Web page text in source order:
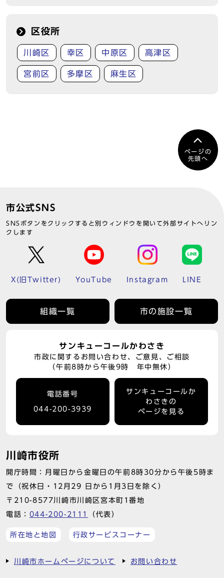
区役所
川崎区 幸区 中原区 高津区
宮前区 多摩区 麻生区
ページの
先頭へ
市公式SNS
SNSボタンをクリックすると別ウィンドウを開いて外部サイトへリン
クします
X(旧Twitter) YouTube Instagram LINE
組織一覧 市の施設一覧
サンキューコールかわさき
市政に関するお問い合わせ、ご意見、ご相談
（午前8時から午後9時 年中無休）
電話番号
044-200-3939
サンキューコールか
わさきの
ページを見る
川崎市役所
開庁時間：月曜日から金曜日の午前8時30分から午後5時ま
で（祝休日・12月29 日から1月3日を除く）
〒210-8577川崎市川崎区宮本町1番地
電話： 044-200-2111 （代表）
所在地と地図 行政サービスコーナー
川崎市ホームページについて お問い合わせ